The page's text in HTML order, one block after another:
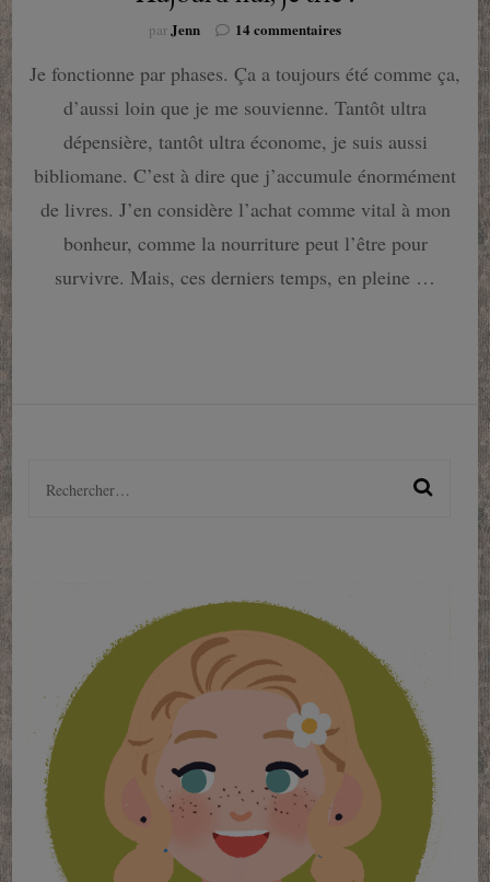
parJenn 14 commentairessur
je
!
Je fonctionne par phases. Ça a toujours été comme ça,
d’aussi loin que je me souvienne. Tantôt ultra
dépensière, tantôt ultra économe, je suis aussi
bibliomane. C’est à dire que j’accumule énormément
de livres. J’en considère l’achat comme vital à mon
bonheur, comme la nourriture peut l’être pour
survivre. Mais, ces derniers temps, en pleine …
Rechercher :